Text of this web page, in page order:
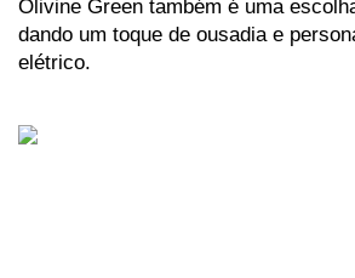
Olivine Green também é uma
dando um toque de ousadia e
elétrico.